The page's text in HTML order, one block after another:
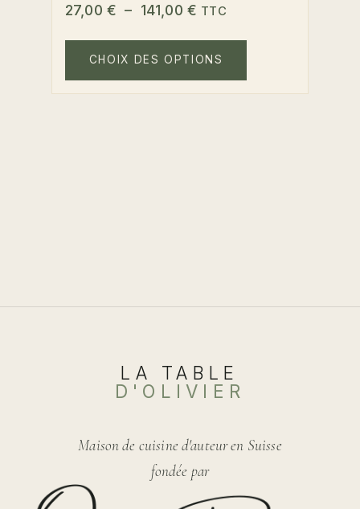
27,00 € – 141,00 € Plage
prix :
27,00 €
à
TTC
CHOIX DES OPTIONS
Ce
plusieurs
produit
LA TABLE
D'OLIVIER
Maison de cuisine d'auteur en Suisse
fondée par